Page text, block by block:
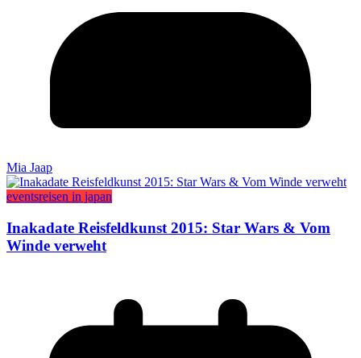
Mia Jaap
eventsreisen in japan
Inakadate Reisfeldkunst 2015: Star Wars & Vom
Winde verweht